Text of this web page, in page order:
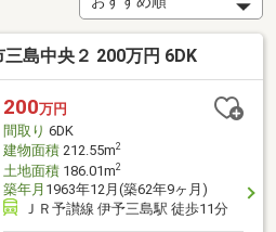
島中央２ 200万円 6DK
200万円
間取り 6DK
建物面積212.55m2
土地面積186.01m2
築年月 1963年12月(築62年9ヶ月)
ＪＲ予讃線 伊予三島駅 徒歩11分